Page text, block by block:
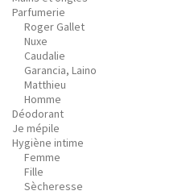
Parfumerie
Roger Gallet
Nuxe
Caudalie
Garancia, Laino
Matthieu
Homme
Déodorant
Je mépile
Hygiène intime
Femme
Fille
Sècheresse